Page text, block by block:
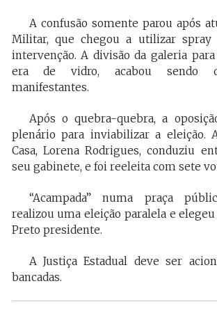
A confusão somente parou após
Militar, que chegou a utilizar spray
intervenção. A divisão da galeria
era de vidro, acabou sendo
manifestantes.
Após o quebra-quebra, a
plenário para inviabilizar a eleição.
Casa, Lorena Rodrigues, conduziu
seu gabinete, e foi reeleita com sete
“Acampada” numa praça
realizou uma eleição paralela e
Preto presidente.
A Justiça Estadual deve ser
bancadas.